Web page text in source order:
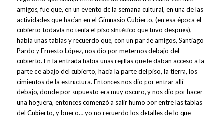
amigos, fue que, en un evento de la semana cultural, en una de las
actividades que hacían en el Gimnasio Cubierto, (en esa época el
cubierto todavía no tenía el piso sintético que tuvo después),
había unas tablas y recuerdo que, con un par de amigos, Santiago
Pardo y Ernesto López, nos dio por meternos debajo del
cubierto. En la entrada había unas rejillas que le daban acceso a la
parte de abajo del cubierto, hacia la parte del piso, la tierra, los
cimientos de la estructura. Entonces nos dio por entrar allí
debajo, donde por supuesto era muy oscuro, y nos dio por hacer
una hoguera, entonces comenzó a salir humo por entre las tablas
del Cubierto, y bueno… yo no recuerdo los detalles de lo que